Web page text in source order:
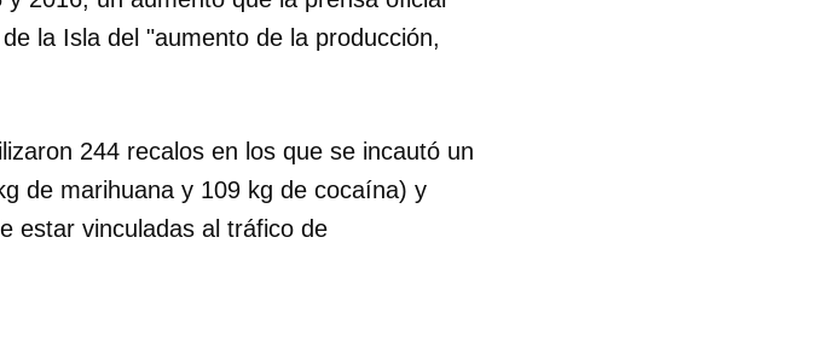
la Isla del "aumento de la producción,
244 recalos en los que se incautó un
de marihuana y 109 kg de cocaína) y
estar vinculadas al tráfico de